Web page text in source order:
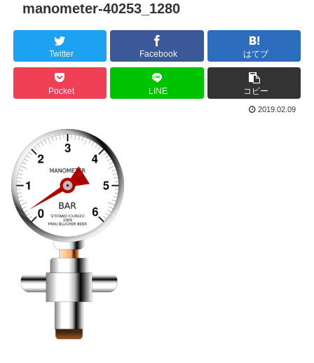
manometer-40253_1280
Twitter Facebook はてブ
Pocket LINE コピー
2019.02.09